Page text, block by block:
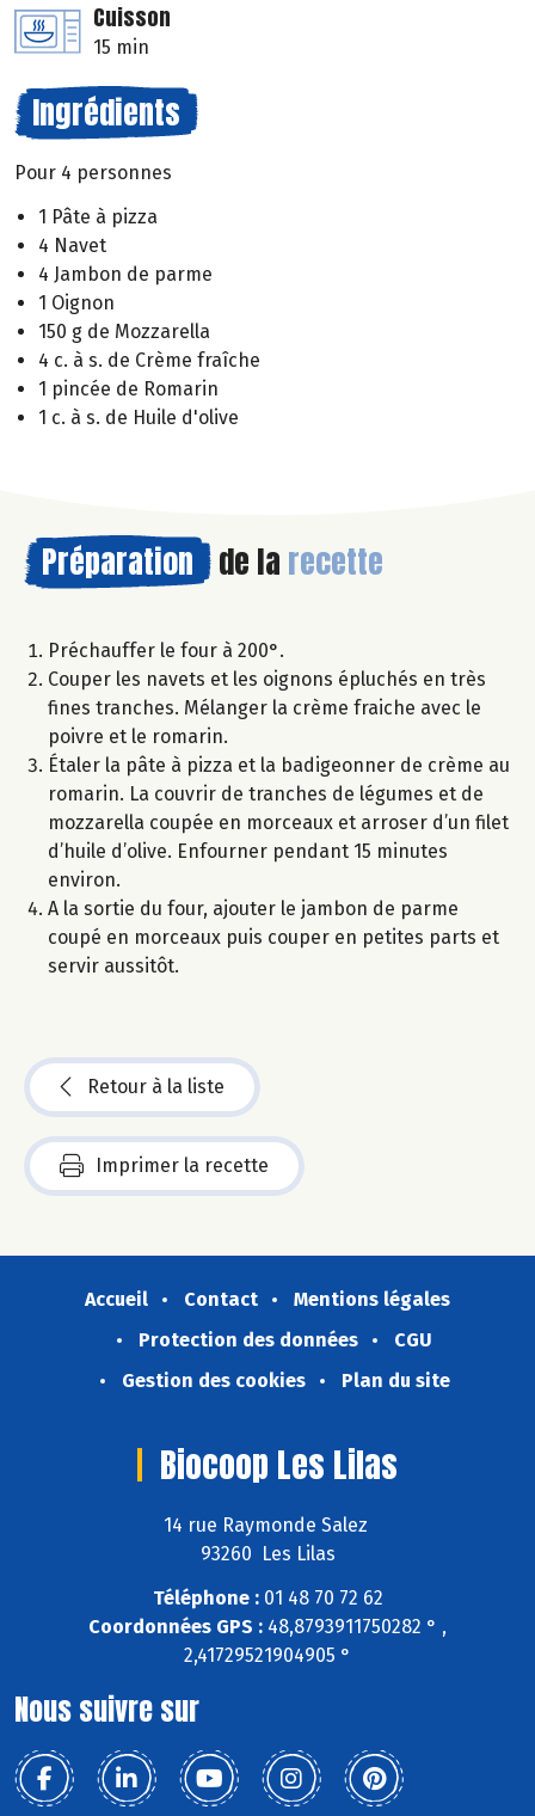
Cuisson
15 min
Ingrédients
Pour 4 personnes
1 Pâte à pizza
4 Navet
4 Jambon de parme
1 Oignon
150 g de Mozzarella
4 c. à s. de Crème fraîche
1 pincée de Romarin
1 c. à s. de Huile d'olive
Préparation de la recette
Préchauffer le four à 200°.
Couper les navets et les oignons épluchés en très
fines tranches. Mélanger la crème fraiche avec le
poivre et le romarin.
Étaler la pâte à pizza et la badigeonner de crème au
romarin. La couvrir de tranches de légumes et de
mozzarella coupée en morceaux et arroser d’un filet
d’huile d’olive. Enfourner pendant 15 minutes
environ.
A la sortie du four, ajouter le jambon de parme
coupé en morceaux puis couper en petites parts et
servir aussitôt.
Retour à la liste
Imprimer la recette
Accueil Contact
Mentions légales
Protection des données
CGU
Gestion des cookies
Plan du site
Biocoop Les Lilas
14 rue Raymonde Salez
93260 Les Lilas
Téléphone :01 48 70 72 62
Coordonnées GPS : 48,8793911750282 ° ,
2,41729521904905 °
Nous suivre sur